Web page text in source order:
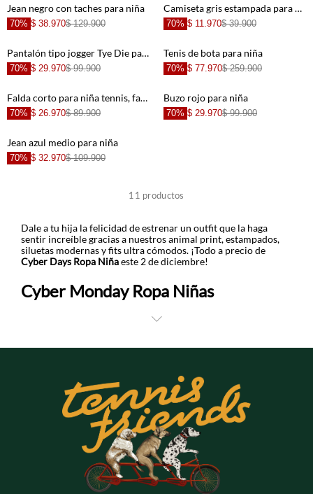
+
Jean negro con taches para niña
70% $ 38.970$ 129.900
Camiseta gris estampada para niña
70% $ 11.970$ 39.900
+
Pantalón tipo jogger Tye Die para niña
70% $ 29.970$ 99.900
Tenis de bota para niña
70% $ 77.970$ 259.900
Falda corto para niña tennis, faldas plano entero
70% $ 26.970$ 89.900
Buzo rojo para niña
70% $ 29.970$ 99.900
Jean azul medio para niña
70% $ 32.970$ 109.900
11 productos
Dale a tu hija la felicidad de estrenar un outfit que la haga
sentir increíble gracias a nuestros animal print, estampados,
siluetas modernas y fits ultra cómodos. ¡Todo a precio de
Cyber Days Ropa Niñaeste 2 de diciembre!
Cyber Monday Ropa Niñas
En este evento promocional, los morados son protagonistas,
Los colores neutros también nos encantan y son
superversátiles. Los encontrarás en nuestros vestidos
estampados, jeans tipo mom fit o super slim, así como en faldas
y camisas de silueta clásica.
Si buscas una vibe rockstar, no te pierdas nuestros buzos con
lentejuelas, chaquetas denim, jeans con tachas y, para
completar el outfit, unos tenis de bota con escarcha.
¡Haz parte de estos Cyber Days Ropa Niñas de Tennis
Colombia ahora y recibe envío gratis si tu compra es de